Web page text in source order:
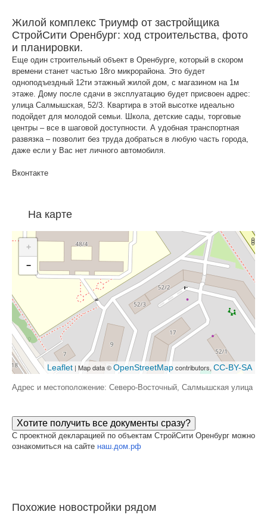
Жилой комплекс Триумф от застройщика
СтройСити Оренбург: ход строительства, фото
и планировки.
Еще один строительный объект в Оренбурге, который в скором
времени станет частью 18го микрорайона. Это будет
одноподъездный 12ти этажный жилой дом, с магазином на 1м
этаже. Дому после сдачи в эксплуатацию будет присвоен адрес:
улица Салмышская, 52/3. Квартира в этой высотке идеально
подойдет для молодой семьи. Школа, детские сады, торговые
центры – все в шаговой доступности. А удобная транспортная
развязка – позволит без труда добраться в любую часть города,
даже если у Вас нет личного автомобиля.
Вконтакте
На карте
+
−
Leaflet | Map data ©OpenStreetMapcontributors, CC-BY-SA
Адрес и местоположение: Северо-Восточный, Салмышская улица
Хотите получить все документы сразу?
С проектной декларацией по объектам СтройСити Оренбург можно
ознакомиться на сайте наш.дом.рф
Похожие новостройки рядом